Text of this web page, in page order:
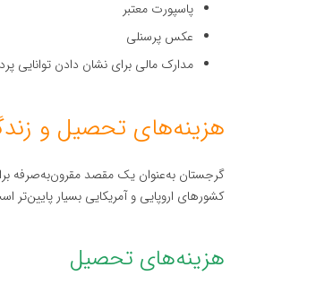
پاسپورت معتبر
عکس پرسنلی
مدارک مالی برای نشان دادن
هزینه‌های تحصیل و
گرجستان به‌عنوان یک مقصد مقرون‌به‌صرفه
کشورهای اروپایی و آمریکایی بسیار پایین‌تر
هزینه‌های تحصیل